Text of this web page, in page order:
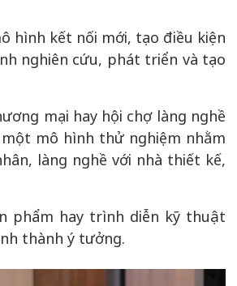
hình kết nối mới, tạo điều kiện
nghiên cứu, phát triển và tạo
mại hay hội chợ làng nghề
mô hình thử nghiệm nhằm
làng nghề với nhà thiết kế,
phẩm hay trình diễn kỹ thuật
thành ý tưởng.